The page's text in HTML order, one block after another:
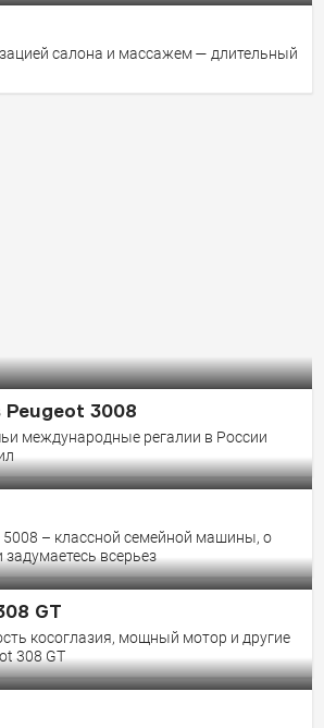
салона и массажем — длительный
Peugeot 3008
международные регалии в России
5008 – классной семейной машины, о
всерьез
GT
косоглазия, мощный мотор и другие
308 GT